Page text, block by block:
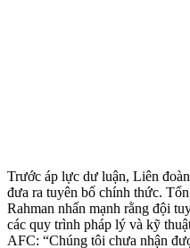
Trước áp lực dư luận, Liên
đưa ra tuyên bố chính thức.
Rahman nhấn mạnh rằng đội
các quy trình pháp lý và kỹ
AFC: “Chúng tôi chưa nhận